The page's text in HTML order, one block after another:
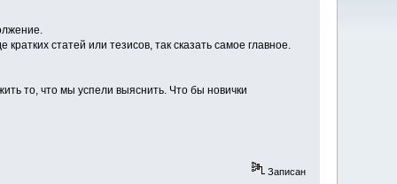
статей или тезисов, так сказать самое главное.
то, что мы успели выяснить. Что бы новички
Записан